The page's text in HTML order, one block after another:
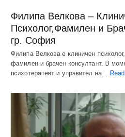
Филипа Велкова –
Психолог,Фамилен и
гр. София
Филипа Велкова е клиничен
фамилен и брачен консултант. В
психотерапевт и управител на…